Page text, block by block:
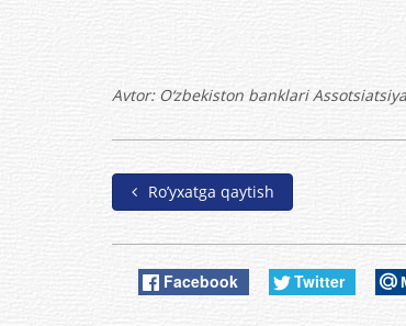
Avtor: O‘zbekiston banklari
Ro’yxatga qaytish
Facebook Twitter